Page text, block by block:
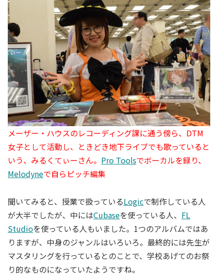
メーザー・ハウスのレコーディング課に通う傍ら、DTM
女子として活動し、ときどき地下ライブでも歌っていると
いう、みるくてぃーさん。 Pro Toolsでボーカルを録り、
Melodyneで自らピッチ編集
聞いてみると、授業で扱っているLogicで制作している人
が大半でしたが、中にはCubaseを使っている人、 FL
Studioを使っている人もいました。1つのアルバムではあ
りますが、中身のジャンルはいろいろ。最終的には先生が
マスタリングを行っているとのことで、学校あげてのお祭
り的なものになっていたようですね。